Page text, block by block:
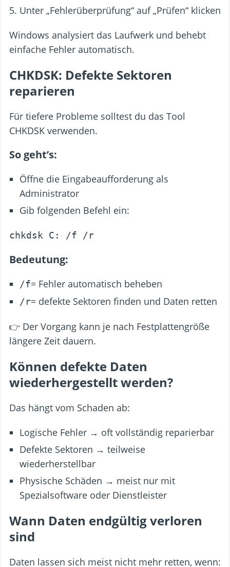
Unter „Fehlerüberprüfung“ auf „Prüfen“ klicken
Windows analysiert das Laufwerk und behebt
einfache Fehler automatisch.
CHKDSK: Defekte Sektoren
reparieren
Für tiefere Probleme solltest du das Tool
CHKDSK verwenden.
So geht’s:
Öffne die Eingabeaufforderung als
Administrator
Gib folgenden Befehl ein:
chkdsk C: /f /r
Bedeutung:
/f= Fehler automatisch beheben
/r= defekte Sektoren finden und Daten retten
👉 Der Vorgang kann je nach Festplattengröße
längere Zeit dauern.
Können defekte Daten
wiederhergestellt werden?
Das hängt vom Schaden ab:
Logische Fehler → oft vollständig reparierbar
Defekte Sektoren → teilweise
wiederherstellbar
Physische Schäden → meist nur mit
Spezialsoftware oder Dienstleister
Wann Daten endgültig verloren
sind
Daten lassen sich meist nicht mehr retten, wenn: